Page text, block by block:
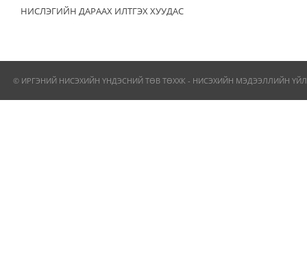
НИСЛЭГИЙН ДАРААХ ИЛТГЭХ ХУУДАС
© ИРГЭНИЙ НИСЭХИЙН ҮНДЭСНИЙ ТӨВ ТӨХХК - НИСЭХИЙН МЭДЭЭЛЛИЙН